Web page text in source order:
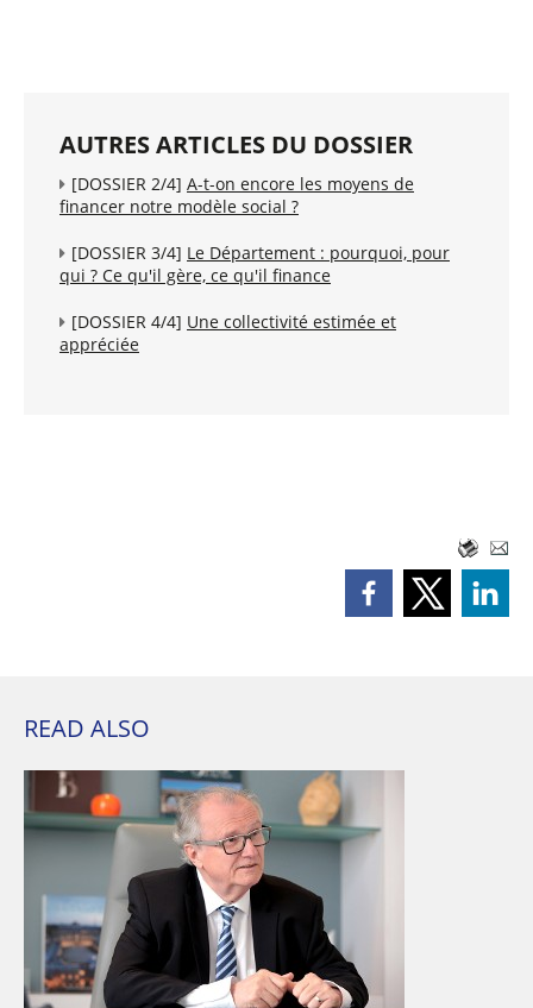
AUTRES ARTICLES DU DOSSIER
[DOSSIER 2/4] A-t-on encore les moyens de
financer notre modèle social ?
[DOSSIER 3/4] Le Département : pourquoi, pour
qui ? Ce qu'il gère, ce qu'il finance
[DOSSIER 4/4] Une collectivité estimée et
appréciée
READ ALSO